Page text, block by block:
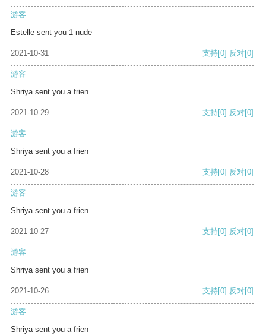
游客
Estelle sent you 1 nude
2021-10-31 支持[0] 反对[0]
游客
Shriya sent you a frien
2021-10-29 支持[0] 反对[0]
游客
Shriya sent you a frien
2021-10-28 支持[0] 反对[0]
游客
Shriya sent you a frien
2021-10-27 支持[0] 反对[0]
游客
Shriya sent you a frien
2021-10-26 支持[0] 反对[0]
游客
Shriya sent you a frien